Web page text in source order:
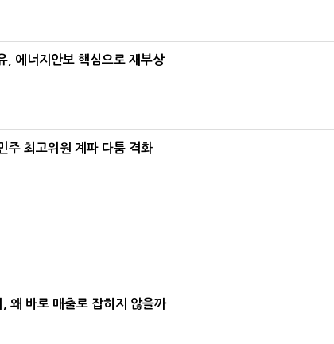
, 에너지안보 핵심으로 재부상
최고위원 계파 다툼 격화
왜 바로 매출로 잡히지 않을까